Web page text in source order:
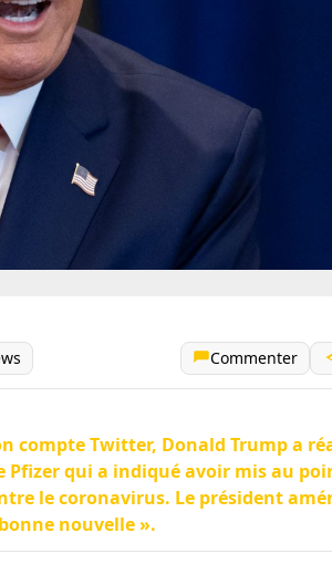
Commenter
compte Twitter, Donald Trump a
Pfizer qui a indiqué avoir mis au
le coronavirus. Le président
nouvelle ».